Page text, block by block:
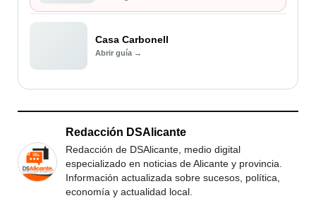
Casa Carbonell
Abrir guía →
Redacción DSAlicante
Redacción de DSAlicante, medio digital
especializado en noticias de Alicante y provincia.
Información actualizada sobre sucesos, política,
economía y actualidad local.